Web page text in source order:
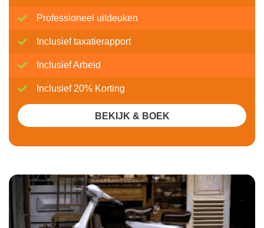
Professioneel uitdeuken
Inclusief taxatierapport
Inclusief Arbeid
Inclusief 20% Korting
BEKIJK & BOEK